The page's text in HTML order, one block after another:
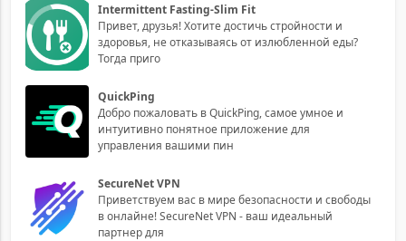
Intermittent Fasting-Slim Fit
Привет, друзья! Хотите достичь стройности и
здоровья, не отказываясь от излюбленной еды?
Тогда приго
QuickPing
Добро пожаловать в QuickPing, самое умное и
интуитивно понятное приложение для
управления вашими пин
SecureNet VPN
Приветствуем вас в мире безопасности и свободы
в онлайне! SecureNet VPN - ваш идеальный
партнер для